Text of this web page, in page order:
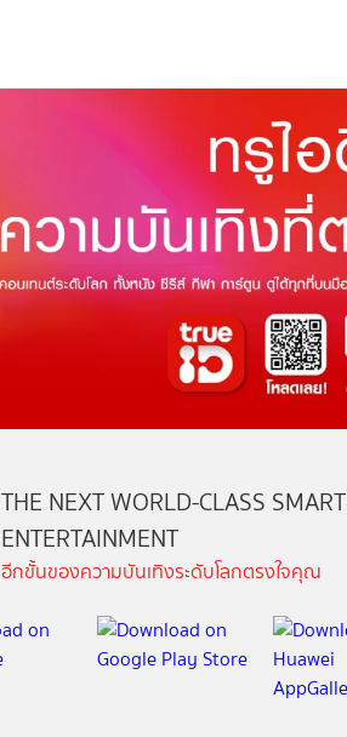
THE NEXT WORLD-CLASS SMART
ENTERTAINMENT
อีกขั้นของความบันเทิงระดับโลกตรงใจคุณ